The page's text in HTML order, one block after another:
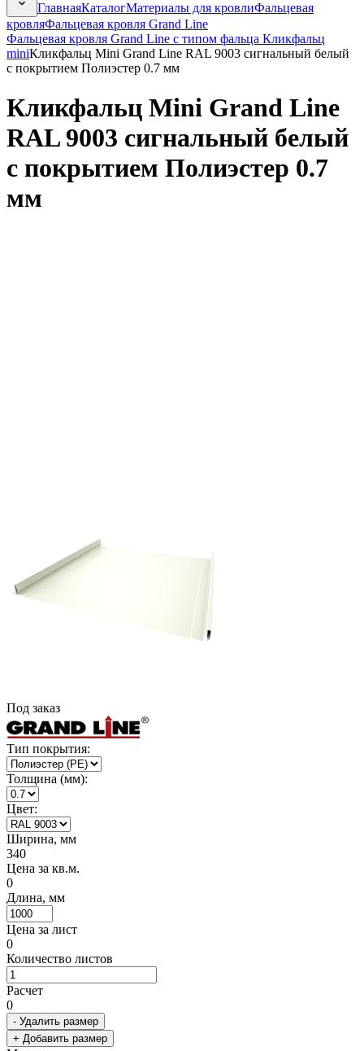
ГлавнаяКаталогМатериалы для кровлиФальцевая
кровляФальцевая кровля Grand Line
Фальцевая кровля Grand Line с типом фальца Кликфальц
miniКликфальц Mini Grand Line RAL 9003 сигнальный белый
с покрытием Полиэстер 0.7 мм
Кликфальц Mini Grand Line
RAL 9003 сигнальный белый
с покрытием Полиэстер 0.7
мм
Под заказ
Тип покрытия:
Толщина (мм):
Цвет:
Ширина, мм
340
Цена за кв.м.
0
Длина, мм
Цена за лист
0
Количество листов
Расчет
0
- Удалить размер
+ Добавить размер